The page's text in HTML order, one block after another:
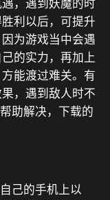
，遇到妖魔的时
利以后，可提升
为游戏当中会遇
的实力，再加上
能渡过难关。有
，遇到敌人时不
助解决，下载的
己的手机上以